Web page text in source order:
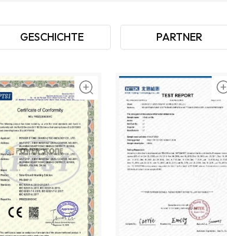
GESCHICHTE PARTNER